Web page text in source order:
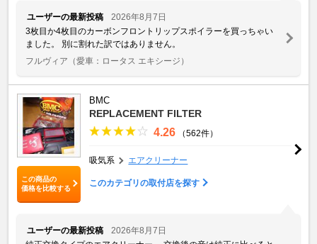
ユーザーの最新投稿
2026年8月7日
3枚目か4枚目のカーボンフロントリップスポイラーを買っちゃい
ました。 別に割れた訳ではありません。
フルヴィア （愛車：ロータス エキシージ）
この商品の
価格を比較する
BMC
REPLACEMENT FILTER
4.26 （562件）
吸気系 エアクリーナー
このカテゴリの取付店を探す
ユーザーの最新投稿
2026年8月7日